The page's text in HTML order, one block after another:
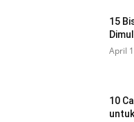
15
April
10